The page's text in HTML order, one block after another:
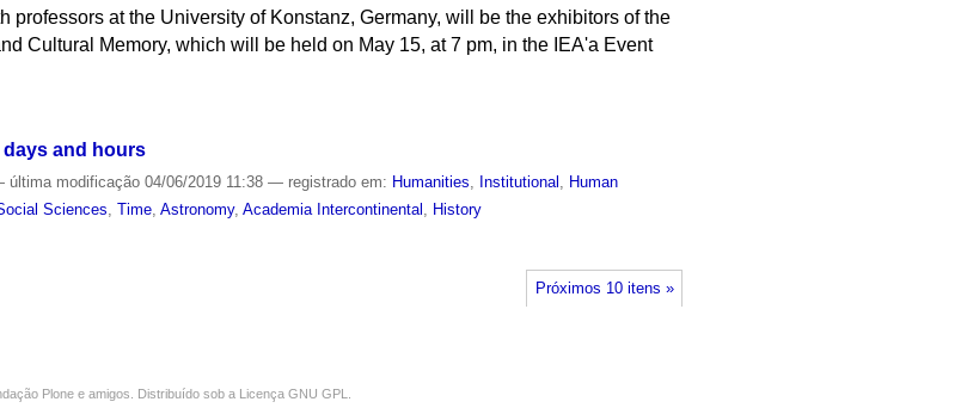
professors at the University of Konstanz, Germany, will be the exhibitors of the
Cultural Memory, which will be held on May 15, at 7 pm, in the IEA'a Event
days and hours
última modificação 04/06/2019 11:38— registrado em: Humanities, Institutional , Human
Sciences,Time,Astronomy,Academia Intercontinental , History
Próximos 10 itens »
Plone e amigos. Distribuído sob a Licença GNU GPL